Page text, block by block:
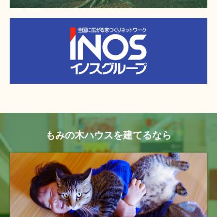
もみの木ハウスを建てるなら